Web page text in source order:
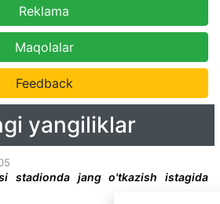
Reklama
Maqolalar
Feedback
yangiliklar
stadionda jang o'tkazish istagida